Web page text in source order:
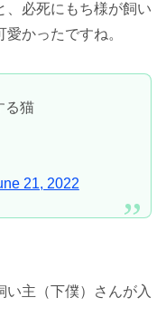
、必死にもち様が飼い
かったですね。
る猫
21, 2022
い主（下僕）さんが入